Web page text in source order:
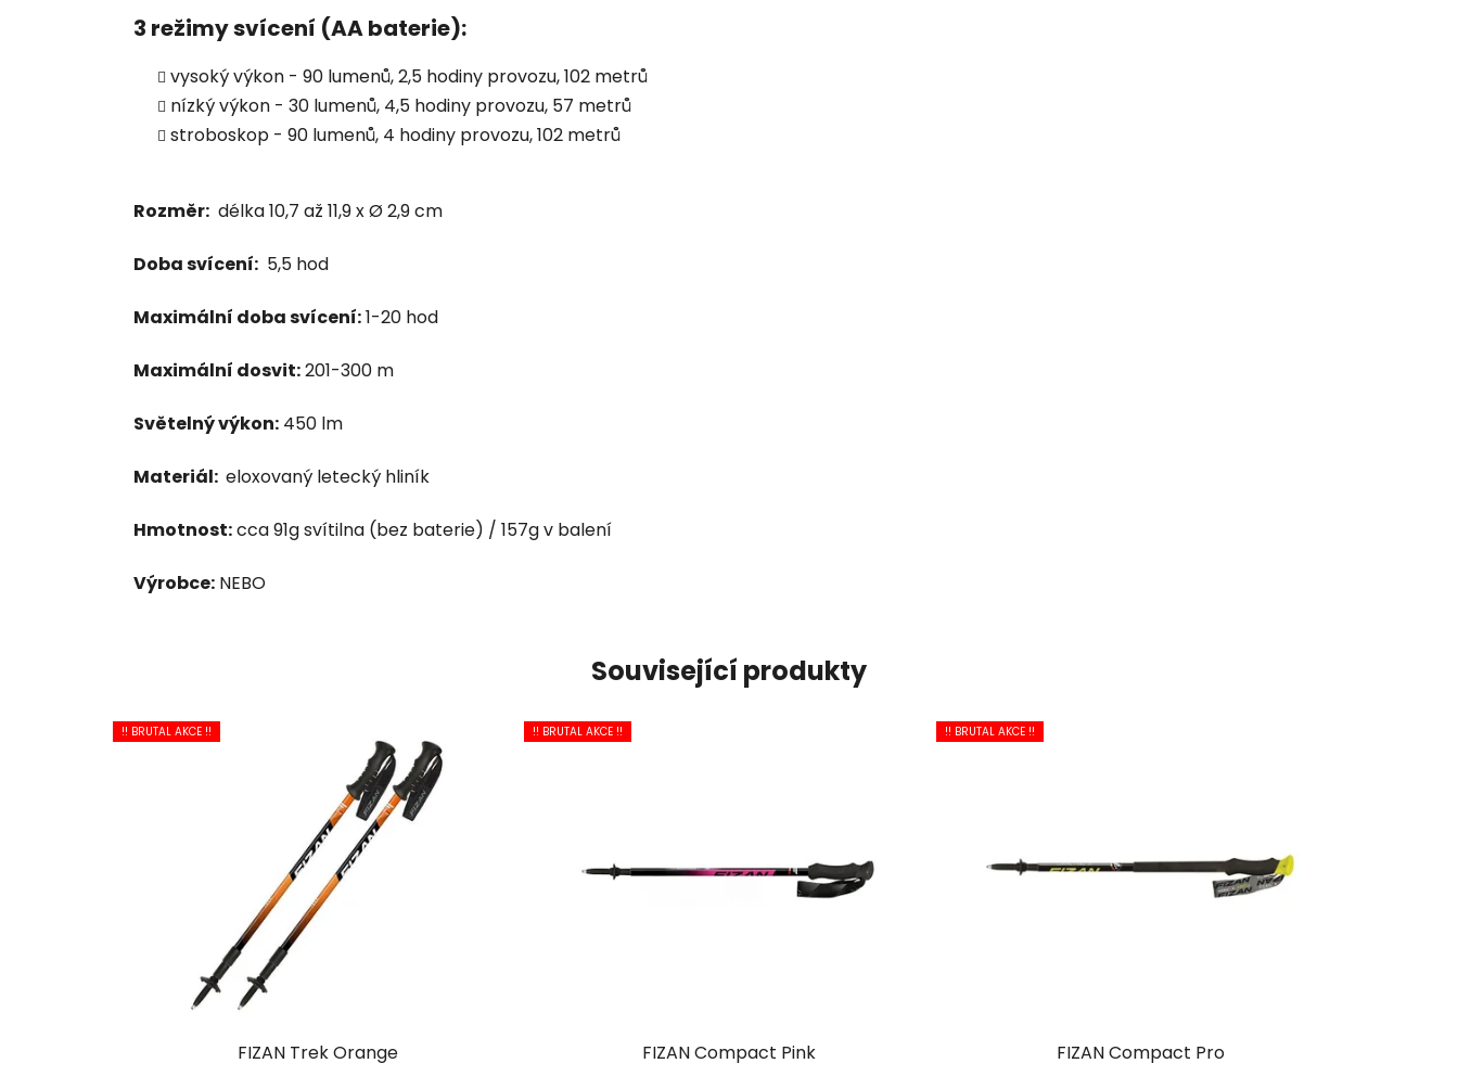
3 režimy svícení (AA baterie):
vysoký výkon - 90 lumenů, 2,5 hodiny provozu, 102 metrů
nízký výkon - 30 lumenů, 4,5 hodiny provozu, 57 metrů
stroboskop - 90 lumenů, 4 hodiny provozu, 102 metrů
Rozměr: délka 10,7 až 11,9 x Ø 2,9 cm
Doba svícení: 5,5 hod
Maximální doba svícení:1-20 hod
Maximální dosvit:201-300 m
Světelný výkon: 450 lm
Materiál: eloxovaný letecký hliník
Hmotnost:cca 91g svítilna (bez baterie) / 157g v balení
Výrobce: NEBO
Související produkty
!! BRUTAL AKCE !!
FIZAN Trek Orange
!! BRUTAL AKCE !!
FIZAN Compact Pink
!! BRUTAL AKCE !!
FIZAN Compact Pro